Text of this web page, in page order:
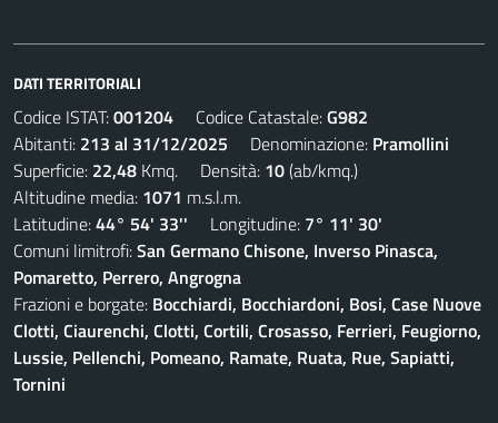
DATI TERRITORIALI
Codice ISTAT:001204 Codice Catastale:G982
Abitanti: 213 al 31/12/2025 Denominazione: Pramollini
Superficie: 22,48 Kmq. Densità: 10(ab/kmq.)
Altitudine media: 1071 m.s.l.m.
Latitudine:44° 54' 33'' Longitudine: 7° 11' 30'
Comuni limitrofi:San Germano Chisone, Inverso Pinasca,
Pomaretto, Perrero, Angrogna
Frazioni e borgate: Bocchiardi, Bocchiardoni, Bosi, Case Nuove
Clotti, Ciaurenchi, Clotti, Cortili, Crosasso, Ferrieri, Feugiorno,
Lussie, Pellenchi, Pomeano, Ramate, Ruata, Rue, Sapiatti,
Tornini